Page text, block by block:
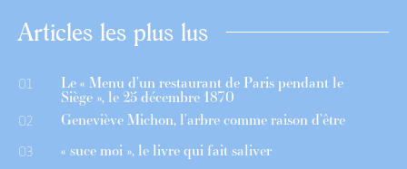
Articles les plus lus
01 Le « Menu d’un restaurant de Paris pendant le
Siège », le 25 décembre 1870
02 Geneviève Michon, l’arbre comme raison d’être
03 « suce moi », le livre qui fait saliver